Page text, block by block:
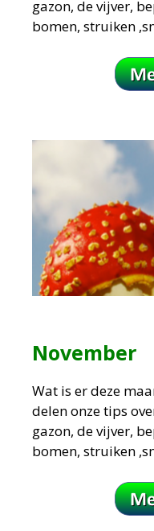
gazon, de vijver,
bomen, struiken
November
Wat is er deze
delen onze tips
gazon, de vijver,
bomen, struiken